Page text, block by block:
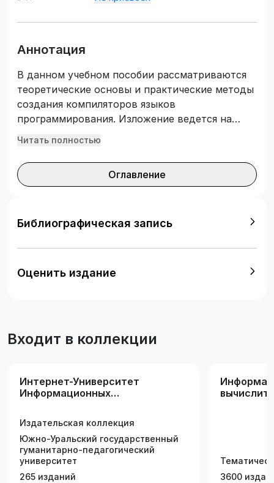
Аннотация
В данном учебном пособии рассматриваются
теоретические основы и практические методы
создания компиляторов языков
программирования. Изложение ведется на
основе языка программирования C# и
студентов, обучающихся по направлениям
подготовки, связанным с информатикой и
Читать полностью
Оглавление
Библиографическая запись
Оценить издание
Входит в коллекции
Интернет-Университет
Информационных
Издательская коллекция
Южно-Уральский государственный
гуманитарно-педагогический
университет
265 изданий
3600